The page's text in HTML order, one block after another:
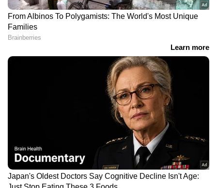
3 വർഷത്തിനിടെ യുവതി
ഓർഡർ ചെയ്തത് 258
കോടിയുടെ സാധനങ്ങൾ,
ബിസിനസ്സ് തുടങ്ങുന്നതിന്
മുൻപ് ജോലി ചെയ്ത്
പരിചയം നേടണം;